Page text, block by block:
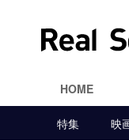
HOME
特集 映